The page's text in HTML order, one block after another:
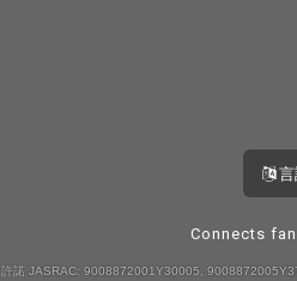
言
Connects
許諾 JASRAC: 9008872001Y30005,